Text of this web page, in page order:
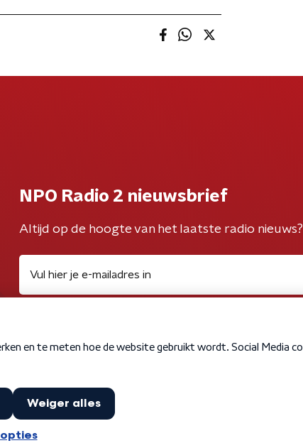
NPO Radio 2 nieuwsbrief
Altijd op de hoogte van het laatste radio nieuws?